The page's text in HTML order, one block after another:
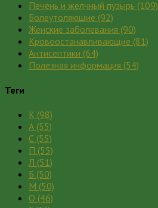
Печень и желчный пузырь (109)
Болеутоляющие (92)
Женские заболевания (90)
Кровоостанавливающие (81)
Антисептики (64)
Полезная информация (54)
Теги
К (98)
А (55)
С (55)
П (55)
Л (51)
Б (50)
М (50)
О (46)